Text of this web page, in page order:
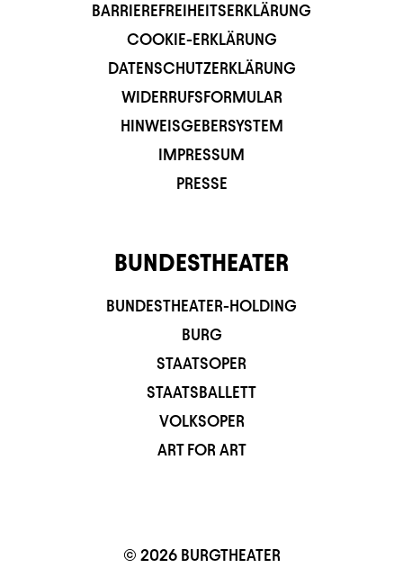
BARRIEREFREIHEITSERKLÄRUNG
COOKIE-ERKLÄRUNG
DATENSCHUTZERKLÄRUNG
WIDERRUFSFORMULAR
HINWEISGEBERSYSTEM
IMPRESSUM
PRESSE
BUNDESTHEATER
BUNDESTHEATER-HOLDING
BURG
STAATSOPER
STAATSBALLETT
VOLKSOPER
ART FOR ART
© 2026 BURGTHEATER